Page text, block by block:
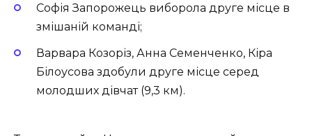
Софія Запорожець виборола друге місце в
змішаній команді;
Варвара Козоріз, Анна Семенченко, Кіра
Білоусова здобули друге місце серед
молодших дівчат (9,3 км).